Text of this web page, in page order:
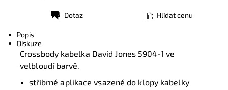
Dotaz Hlídat cenu
Popis
Diskuze
Crossbody kabelka David Jones 5904-1 ve
velbloudí barvě.
stříbrné aplikace vsazené do klopy kabelky